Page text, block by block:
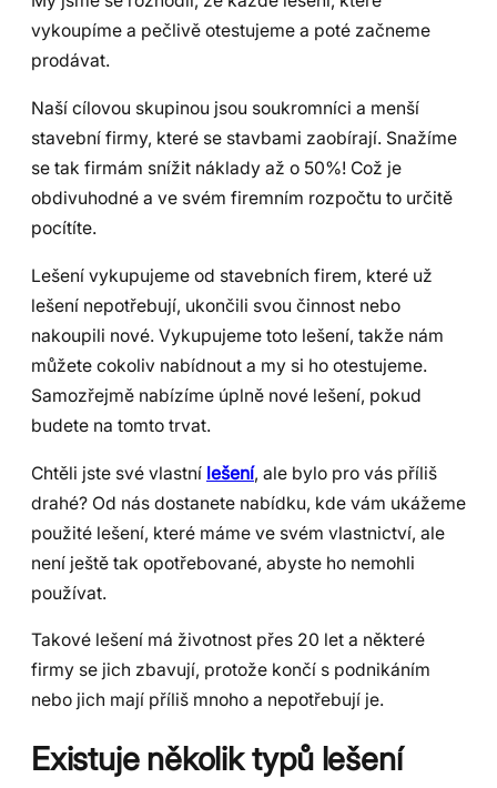
vykoupíme a pečlivě otestujeme a poté začneme
prodávat.
Naší cílovou skupinou jsou soukromníci a menší
stavební firmy, které se stavbami zaobírají. Snažíme
se tak firmám snížit náklady až o 50%! Což je
obdivuhodné a ve svém firemním rozpočtu to určitě
pocítíte.
Lešení vykupujeme od stavebních firem, které už
lešení nepotřebují, ukončili svou činnost nebo
nakoupili nové. Vykupujeme toto lešení, takže nám
můžete cokoliv nabídnout a my si ho otestujeme.
Samozřejmě nabízíme úplně nové lešení, pokud
budete na tomto trvat.
Chtěli jste své vlastní lešení, ale bylo pro vás příliš
drahé? Od nás dostanete nabídku, kde vám ukážeme
použité lešení, které máme ve svém vlastnictví, ale
není ještě tak opotřebované, abyste ho nemohli
používat.
Takové lešení má životnost přes 20 let a některé
firmy se jich zbavují, protože končí s podnikáním
nebo jich mají příliš mnoho a nepotřebují je.
Existuje několik typů lešení